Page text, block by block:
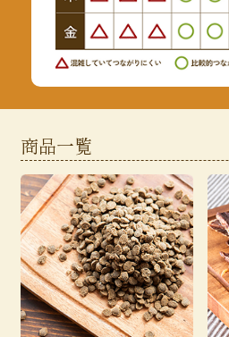
商品一覧